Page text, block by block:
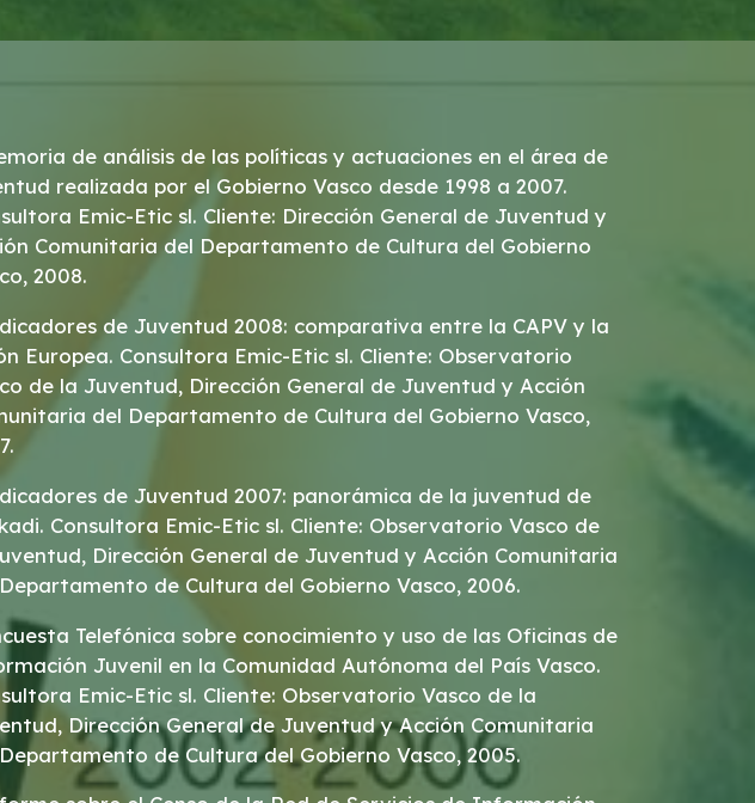
de análisis de las políticas y actuaciones en el área de
realizada por el Gobierno Vasco desde 1998 a 2007.
Emic-Etic sl. Cliente: Dirección General de Juventud y
Comunitaria del Departamento de Cultura del Gobierno
2008.
de Juventud 2008: comparativa entre la CAPV y la
Europea. Consultora Emic-Etic sl. Cliente: Observatorio
de la Juventud, Dirección General de Juventud y Acción
del Departamento de Cultura del Gobierno Vasco,
de Juventud 2007: panorámica de la juventud de
Consultora Emic-Etic sl. Cliente: Observatorio Vasco de
Dirección General de Juventud y Acción Comunitaria
de Cultura del Gobierno Vasco, 2006.
Telefónica sobre conocimiento y uso de las Oficinas de
Juvenil en la Comunidad Autónoma del País Vasco.
Emic-Etic sl. Cliente: Observatorio Vasco de la
Dirección General de Juventud y Acción Comunitaria
de Cultura del Gobierno Vasco, 2005.